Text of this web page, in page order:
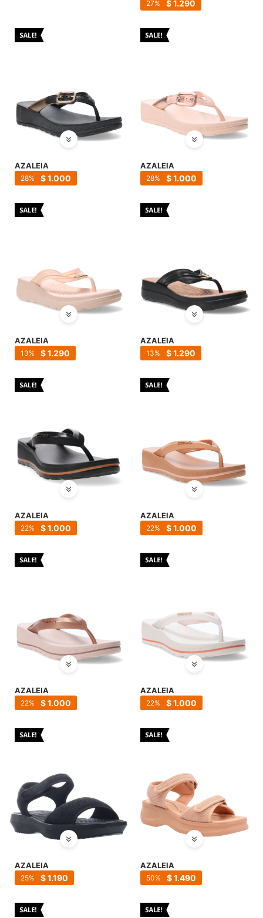
$1.290
27
AZALEIA
$1.000
28
AZALEIA
$1.000
28
AZALEIA
$1.290
13
AZALEIA
$1.290
13
AZALEIA
$1.000
22
AZALEIA
$1.000
22
AZALEIA
$1.000
22
AZALEIA
$1.000
22
AZALEIA
$1.190
25
AZALEIA
$1.490
50